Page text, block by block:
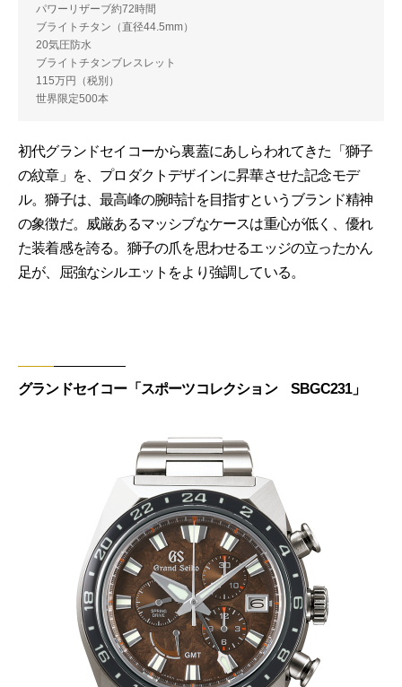
パワーリザーブ約72時間
ブライトチタン（直径44.5mm）
20気圧防水
ブライトチタンブレスレット
115万円（税別）
世界限定500本
初代グランドセイコーから裏蓋にあしらわれてきた「獅子
の紋章」を、プロダクトデザインに昇華させた記念モデ
ル。獅子は、最高峰の腕時計を目指すというブランド精神
の象徴だ。威厳あるマッシブなケースは重心が低く、優れ
た装着感を誇る。獅子の爪を思わせるエッジの立ったかん
足が、屈強なシルエットをより強調している。
グランドセイコー「スポーツコレクション SBGC231」